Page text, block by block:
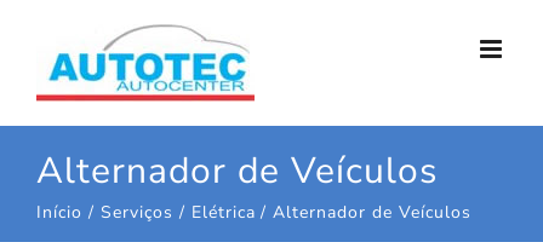
conteúdo
Alternador de Veículos
Início Serviços Elétrica Alternador de Veículos